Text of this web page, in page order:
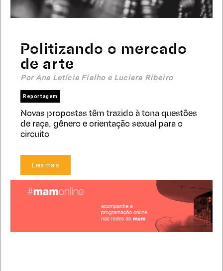
Politizando o mercado
de arte
Por Ana Letícia Fialho e Luciara Ribeiro
Reportagem
Novas propostas têm trazido à tona questões
de raça, gênero e orientação sexual para o
circuito
Leia mais